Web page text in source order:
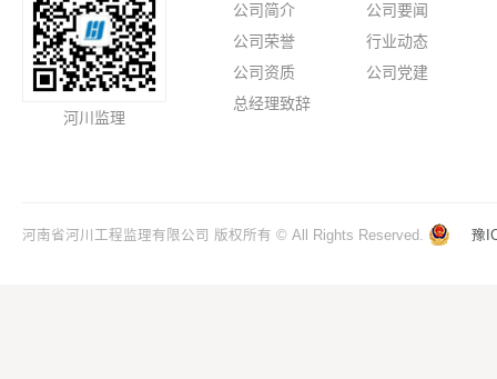
河川监理
公司简介
公司荣誉
公司资质
总经理致辞
公司要闻
行业动态
公司党建
河南省河川工程监理有限公司 版权所有 © All Rights Reserved. 豫